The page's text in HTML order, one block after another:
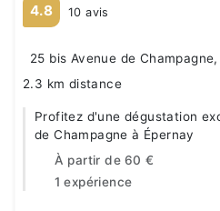
4.8 10 avis
25 bis Avenue de
2.3 km distance
Profitez d'une dégustation
de Champagne à Épernay
À partir de 60 €
1 expérience